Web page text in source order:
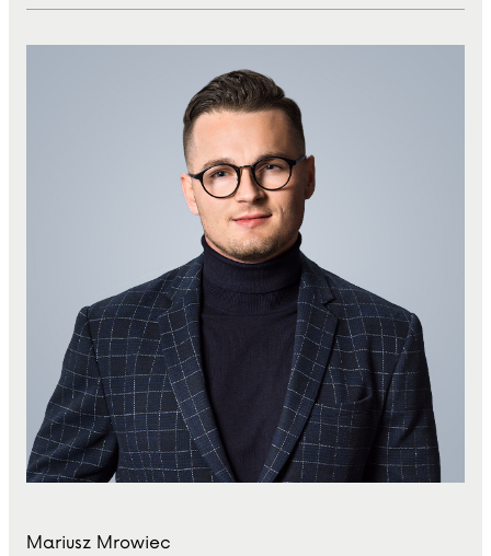
Mariusz Mrowiec